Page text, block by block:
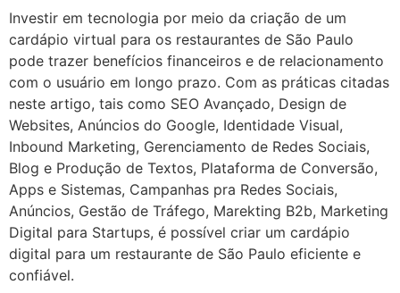
Investir em tecnologia por meio da criação de um
cardápio virtual para os restaurantes de São Paulo
pode trazer benefícios financeiros e de relacionamento
com o usuário em longo prazo. Com as práticas citadas
neste artigo, tais como SEO Avançado, Design de
Websites, Anúncios do Google, Identidade Visual,
Inbound Marketing, Gerenciamento de Redes Sociais,
Blog e Produção de Textos, Plataforma de Conversão,
Apps e Sistemas, Campanhas pra Redes Sociais,
Anúncios, Gestão de Tráfego, Marekting B2b, Marketing
Digital para Startups, é possível criar um cardápio
digital para um restaurante de São Paulo eficiente e
confiável.